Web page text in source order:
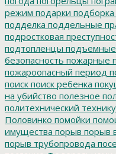
режим подарки
подделка поддельные
подростковая
подтопленцы подъемные
безопасность пожарные
пожароопасный период
поиск поиск ребенка
на убийство полезное
политехнический
Половинко помойки
имущества порыв порыв
порыв трубопровода